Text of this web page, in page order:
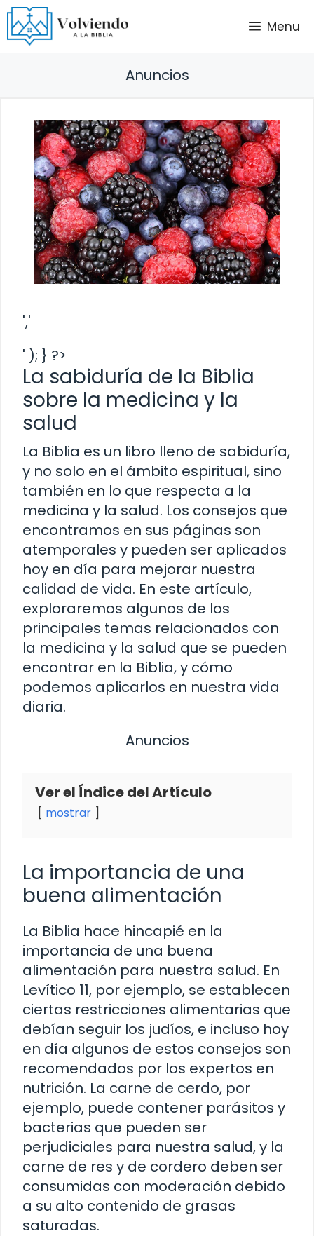
Saltar
al
contenido
Menu
Anuncios
','
' ); } ?>
La sabiduría de la Biblia
sobre la medicina y la
salud
La Biblia es un libro lleno de sabiduría,
y no solo en el ámbito espiritual, sino
también en lo que respecta a la
medicina y la salud. Los consejos que
encontramos en sus páginas son
atemporales y pueden ser aplicados
hoy en día para mejorar nuestra
calidad de vida. En este artículo,
exploraremos algunos de los
principales temas relacionados con
la medicina y la salud que se pueden
encontrar en la Biblia, y cómo
podemos aplicarlos en nuestra vida
diaria.
Anuncios
Ver el Índice del Artículo
mostrar
La importancia de una
buena alimentación
La Biblia hace hincapié en la
importancia de una buena
alimentación para nuestra salud. En
Levítico 11, por ejemplo, se establecen
ciertas restricciones alimentarias que
debían seguir los judíos, e incluso hoy
en día algunos de estos consejos son
recomendados por los expertos en
nutrición. La carne de cerdo, por
ejemplo, puede contener parásitos y
bacterias que pueden ser
perjudiciales para nuestra salud, y la
carne de res y de cordero deben ser
consumidas con moderación debido
a su alto contenido de grasas
saturadas.